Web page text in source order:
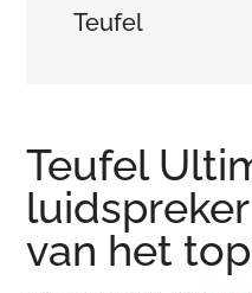
Teufel
Teufel
van het